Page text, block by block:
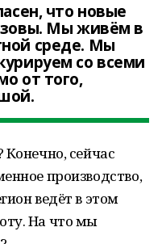
что новые
Мы живём в
среде. Мы
со всеми
от того,
Конечно, сейчас
производство,
ведёт в этом
На что мы